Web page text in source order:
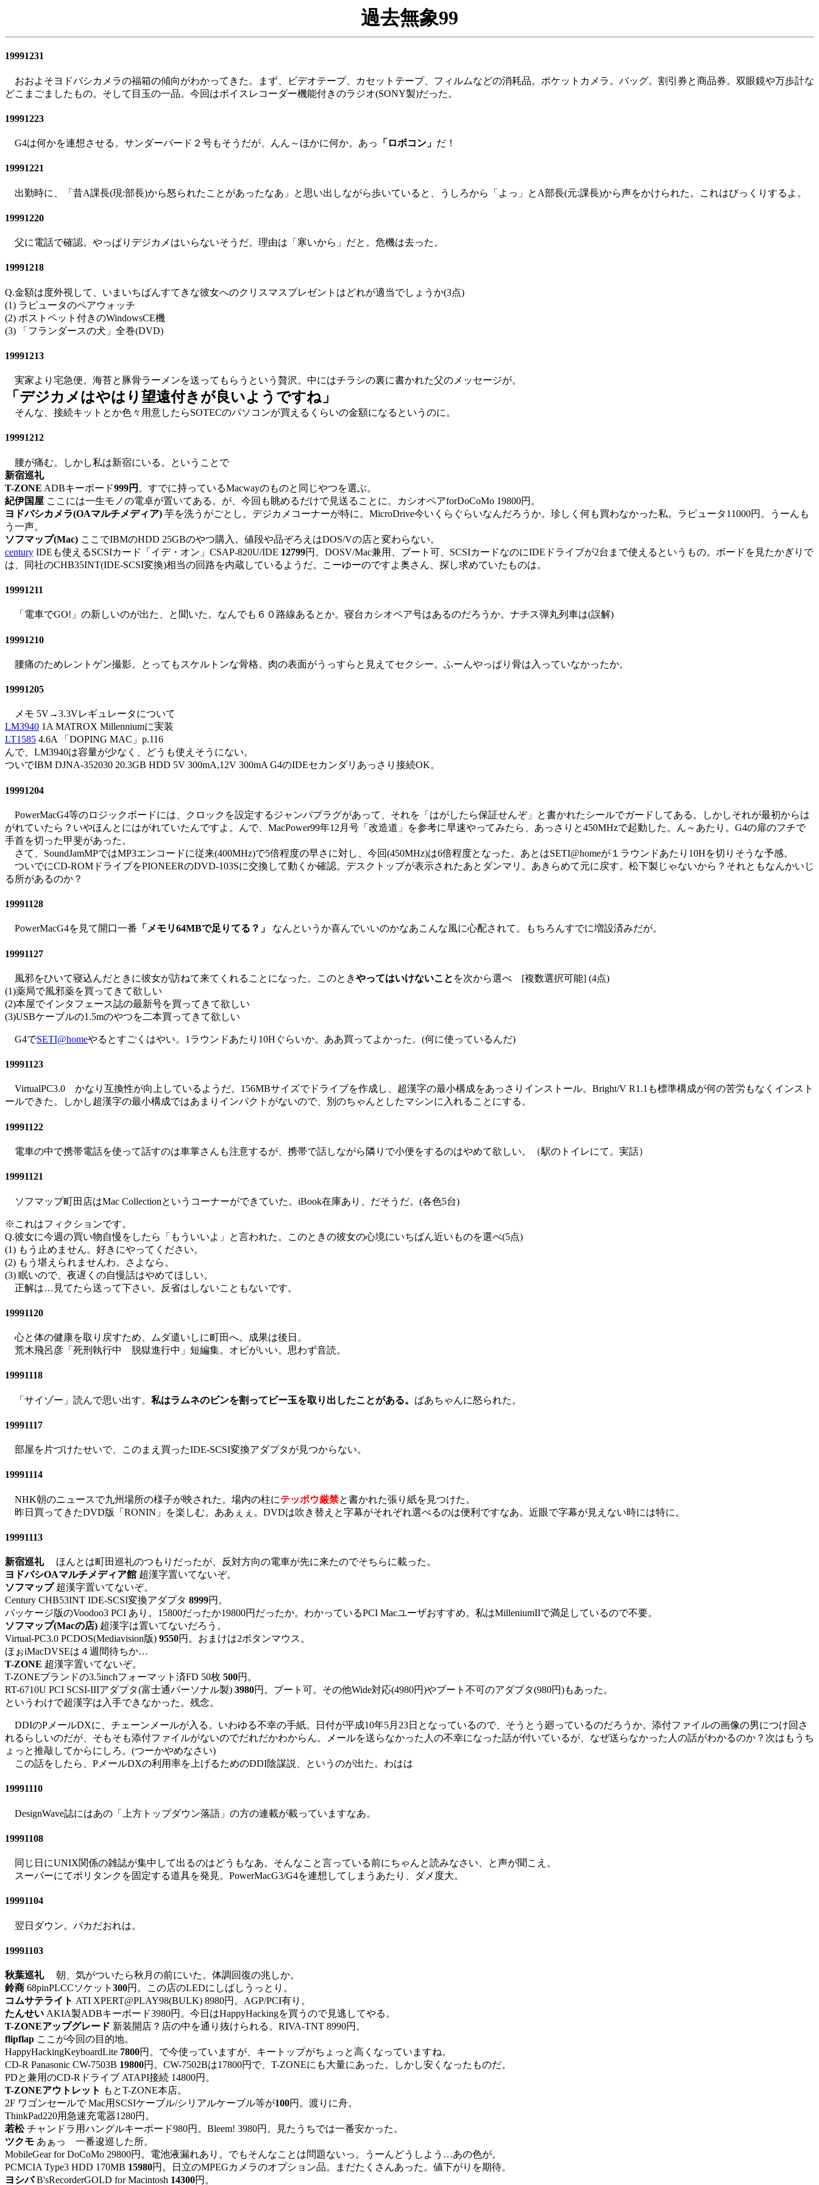
過去無象99
19991231
おおよそヨドバシカメラの福箱の傾向がわかってきた。まず、ビデオテープ、カセットテープ、フィルムなどの消耗品。ポケットカメラ。バッグ。割引券と商品券。双眼鏡や万歩計な
どこまごましたもの。そして目玉の一品。今回はボイスレコーダー機能付きのラジオ(SONY製)だった。
19991223
G4は何かを連想させる。サンダーバード２号もそうだが、んん～ほかに何か。あっ 「ロボコン」 だ！
19991221
出勤時に、「昔A課長(現:部長)から怒られたことがあったなあ」と思い出しながら歩いていると、うしろから「よっ」とA部長(元:課長)から声をかけられた。これはびっくりするよ。
19991220
父に電話で確認。やっぱりデジカメはいらないそうだ。理由は「寒いから」だと。危機は去った。
19991218
Q.金額は度外視して、いまいちばんすてきな彼女へのクリスマスプレゼントはどれが適当でしょうか(3点)
(1) ラピュータのペアウォッチ
(2) ポストペット付きのWindowsCE機
(3) 「フランダースの犬」全巻(DVD)
19991213
実家より宅急便。海苔と豚骨ラーメンを送ってもらうという贅沢。中にはチラシの裏に書かれた父のメッセージが。
「デジカメはやはり望遠付きが良いようですね」
そんな、接続キットとか色々用意したらSOTECのパソコンが買えるくらいの金額になるというのに。
19991212
腰が痛む。しかし私は新宿にいる。ということで
新宿巡礼
T-ZONE ADBキーボード999円 。すでに持っているMacwayのものと同じやつを選ぶ。
紀伊国屋 ここには一生モノの電卓が置いてある。が、今回も眺めるだけで見送ることに。カシオペアforDoCoMo 19800円。
ヨドバシカメラ(OAマルチメディア) 芋を洗うがごとし。デジカメコーナーが特に。MicroDrive今いくらぐらいなんだろうか。珍しく何も買わなかった私。ラピュータ11000円。うーんも
う一声。
ソフマップ(Mac) ここでIBMのHDD 25GBのやつ購入。値段や品ぞろえはDOS/Vの店と変わらない。
century IDEも使えるSCSIカード「イデ・オン」CSAP-820U/IDE 12799円。DOSV/Mac兼用、ブート可、SCSIカードなのにIDEドライブが2台まで使えるというもの。ボードを見たかぎりで
は、同社のCHB35INT(IDE-SCSI変換)相当の回路を内蔵しているようだ。こーゆーのですよ奥さん、探し求めていたものは。
19991211
「電車でGO!」の新しいのが出た、と聞いた。なんでも６０路線あるとか。寝台カシオペア号はあるのだろうか。ナチス弾丸列車は(誤解)
19991210
腰痛のためレントゲン撮影。とってもスケルトンな骨格。肉の表面がうっすらと見えてセクシー。ふーんやっぱり骨は入っていなかったか。
19991205
メモ 5V→3.3Vレギュレータについて
LM3940 1A MATROX Millenniumに実装
LT1585 4.6A 「DOPING MAC」p.116
んで、LM3940は容量が少なく、どうも使えそうにない。
ついでIBM DJNA-352030 20.3GB HDD 5V 300mA,12V 300mA G4のIDEセカンダリあっさり接続OK。
19991204
PowerMacG4等のロジックボードには、クロックを設定するジャンパプラグがあって、それを「はがしたら保証せんぞ」と書かれたシールでガードしてある。しかしそれが最初からは
がれていたら？いやほんとにはがれていたんですよ。んで、MacPower99年12月号「改造道」を参考に早速やってみたら、あっさりと450MHzで起動した。ん～あたり。G4の扉のフチで
手首を切った甲斐があった。
さて、SoundJamMPではMP3エンコードに従来(400MHz)で5倍程度の早さに対し、今回(450MHz)は6倍程度となった。あとはSETI@homeが１ラウンドあたり10Hを切りそうな予感。
ついでにCD-ROMドライブをPIONEERのDVD-103Sに交換して動くか確認。デスクトップが表示されたあとダンマリ。あきらめて元に戻す。松下製じゃないから？それともなんかいじ
る所があるのか？
19991128
PowerMacG4を見て開口一番 「メモリ64MBで足りてる？」 なんというか喜んでいいのかなあこんな風に心配されて。もちろんすでに増設済みだが。
19991127
風邪をひいて寝込んだときに彼女が訪ねて来てくれることになった。このときやってはいけないこと を次から選べ [複数選択可能] (4点)
(1)薬局で風邪薬を買ってきて欲しい
(2)本屋でインタフェース誌の最新号を買ってきて欲しい
(3)USBケーブルの1.5mのやつを二本買ってきて欲しい
G4でSETI@homeやるとすごくはやい。1ラウンドあたり10Hぐらいか。ああ買ってよかった。(何に使っているんだ)
19991123
VirtualPC3.0 かなり互換性が向上しているようだ。156MBサイズでドライブを作成し、超漢字の最小構成をあっさりインストール。Bright/V R1.1も標準構成が何の苦労もなくインスト
ールできた。しかし超漢字の最小構成ではあまりインパクトがないので、別のちゃんとしたマシンに入れることにする。
19991122
電車の中で携帯電話を使って話すのは車掌さんも注意するが、携帯で話しながら隣りで小便をするのはやめて欲しい。（駅のトイレにて。実話）
19991121
ソフマップ町田店はMac Collectionというコーナーができていた。iBook在庫あり、だそうだ。(各色5台)
※これはフィクションです。
Q.彼女に今週の買い物自慢をしたら「もういいよ」と言われた。このときの彼女の心境にいちばん近いものを選べ(5点)
(1) もう止めません。好きにやってください。
(2) もう堪えられませんわ。さよなら。
(3) 眠いので、夜遅くの自慢話はやめてほしい。
正解は…見てたら送って下さい。反省はしないこともないです。
19991120
心と体の健康を取り戻すため、ムダ遣いしに町田へ。成果は後日。
荒木飛呂彦「死刑執行中 脱獄進行中」短編集。オビがいい。思わず音読。
19991118
「サイゾー」読んで思い出す。 私はラムネのビンを割ってビー玉を取り出したことがある。 ばあちゃんに怒られた。
19991117
部屋を片づけたせいで、このまえ買ったIDE-SCSI変換アダプタが見つからない。
19991114
NHK朝のニュースで九州場所の様子が映された。場内の柱にテッポウ厳禁と書かれた張り紙を見つけた。
昨日買ってきたDVD版「RONIN」を楽しむ。ああぇぇ。DVDは吹き替えと字幕がそれぞれ選べるのは便利ですなあ。近眼で字幕が見えない時には特に。
19991113
新宿巡礼ほんとは町田巡礼のつもりだったが、反対方向の電車が先に来たのでそちらに載った。
ヨドバシOAマルチメディア館 超漢字置いてないぞ。
ソフマップ超漢字置いてないぞ。
Century CHB53INT IDE-SCSI変換アダプタ 8999円。
パッケージ版のVoodoo3 PCI あり。15800だったか19800円だったか。わかっているPCI Macユーザおすすめ。私はMilleniumIIで満足しているので不要。
ソフマップ(Macの店) 超漢字は置いてないだろう。
Virtual-PC3.0 PCDOS(Mediavision版) 9550円。おまけは2ボタンマウス。
ほぉiMacDVSEは４週間待ちか…
T-ZONE 超漢字置いてないぞ。
T-ZONEブランドの3.5inchフォーマット済FD 50枚 500円。
RT-6710U PCI SCSI-IIIアダプタ(富士通パーソナル製) 3980円。ブート可。その他Wide対応(4980円)やブート不可のアダプタ(980円)もあった。
というわけで超漢字は入手できなかった。残念。
DDIのPメールDXに、チェーンメールが入る。いわゆる不幸の手紙。日付が平成10年5月23日となっているので、そうとう廻っているのだろうか。添付ファイルの画像の男につけ回さ
れるらしいのだが、そもそも添付ファイルがないのでだれだかわからん。メールを送らなかった人の不幸になった話が付いているが、なぜ送らなかった人の話がわかるのか？次はもうち
ょっと推敲してからにしろ。(つーかやめなさい)
この話をしたら、PメールDXの利用率を上げるためのDDI陰謀説、というのが出た。わはは
19991110
DesignWave誌にはあの「上方トップダウン落語」の方の連載が載っていますなあ。
19991108
同じ日にUNIX関係の雑誌が集中して出るのはどうもなあ。そんなこと言っている前にちゃんと読みなさい、と声が聞こえ。
スーパーにてポリタンクを固定する道具を発見。PowerMacG3/G4を連想してしまうあたり、ダメ度大。
19991104
翌日ダウン。バカだおれは。
19991103
秋葉巡礼朝、気がついたら秋月の前にいた。体調回復の兆しか。
鈴商 68pinPLCCソケット 300円。この店のLEDにしばしうっとり。
コムサテライト ATI XPERT@PLAY98(BULK) 8980円。AGP/PCI有り。
たんせい AKIA製ADBキーボード3980円。今日はHappyHackingを買うので見逃してやる。
T-ZONEアップグレード 新装開店？店の中を通り抜けられる。RIVA-TNT 8990円。
flipflap ここが今回の目的地。
HappyHackingKeyboardLite 7800円。で今使っていますが、キートップがちょっと高くなっていますね。
CD-R Panasonic CW-7503B 19800円。CW-7502Bは17800円で、T-ZONEにも大量にあった。しかし安くなったものだ。
PDと兼用のCD-Rドライブ ATAPI接続 14800円。
T-ZONEアウトレット もとT-ZONE本店。
2F ワゴンセールで Mac用SCSIケーブル/シリアルケーブル等が100円。渡りに舟。
ThinkPad220用急速充電器1280円。
若松チャンドラ用ハングルキーボード980円。Bleem! 3980円。見たうちでは一番安かった。
ツクモ あぁっ 一番逡巡した所。
MobileGear for DoCoMo 29800円。電池液漏れあり。でもそんなことは問題ないっ。うーんどうしよう…あの色が。
PCMCIA Type3 HDD 170MB 15980円。日立のMPEGカメラのオプション品。まだたくさんあった。値下がりを期待。
ヨシバB'sRecorderGOLD for Macintosh 14300円。